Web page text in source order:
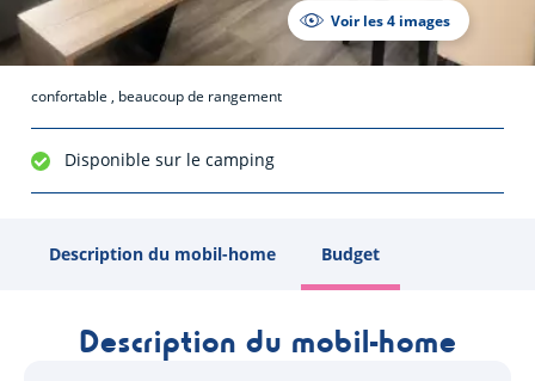
Voir les 4 images
confortable , beaucoup de rangement
Disponible sur le camping
Description du mobil-home Budget
Description du mobil-home